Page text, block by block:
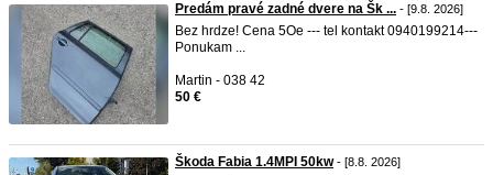
Predám pravé zadné dvere na Šk ... - [9.8. 2026]
Bez hrdze! Cena 5Oe --- tel kontakt 0940199214---
Ponukam ...
Martin - 038 42
50 €
Škoda Fabia 1.4MPI 50kw- [8.8. 2026]